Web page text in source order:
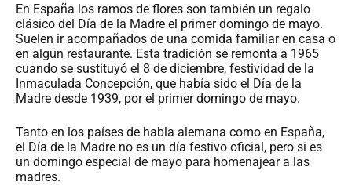
En España los ramos de flores son también un regalo
clásico del Día de la Madre el primer domingo de mayo.
Suelen ir acompañados de una comida familiar en casa o
en algún restaurante. Esta tradición se remonta a 1965
cuando se sustituyó el 8 de diciembre, festividad de la
Inmaculada Concepción, que había sido el Día de la
Madre desde 1939, por el primer domingo de mayo.
Tanto en los países de habla alemana como en España,
el Día de la Madre no es un día festivo oficial, pero si es
un domingo especial de mayo para homenajear a las
madres.